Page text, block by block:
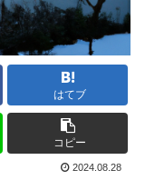
はてブ
コピー
2024.08.28